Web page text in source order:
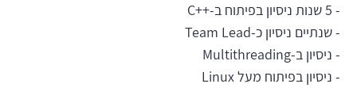
- 5 שנות ניסיון בפיתוח ב-++C
- שנתיים ניסיון כ-Team Lead
- ניסיון ב-Multithreading
- ניסיון בפיתוח מעל Linux